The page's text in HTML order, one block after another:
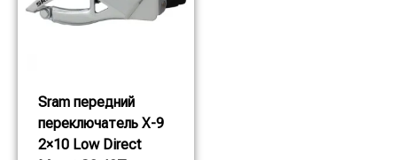
Sram передний
переключатель X-9
2×10 Low Direct